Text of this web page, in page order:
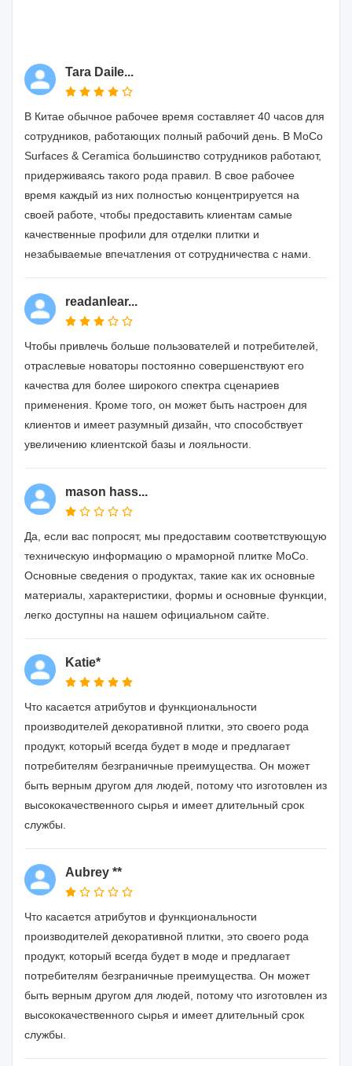
Tara Daile...
В Китае обычное рабочее время составляет 40 часов для
сотрудников, работающих полный рабочий день. В MoCo
Surfaces & Ceramica большинство сотрудников работают,
придерживаясь такого рода правил. В свое рабочее
время каждый из них полностью концентрируется на
своей работе, чтобы предоставить клиентам самые
качественные профили для отделки плитки и
незабываемые впечатления от сотрудничества с нами.
readanlear...
Чтобы привлечь больше пользователей и потребителей,
отраслевые новаторы постоянно совершенствуют его
качества для более широкого спектра сценариев
применения. Кроме того, он может быть настроен для
клиентов и имеет разумный дизайн, что способствует
увеличению клиентской базы и лояльности.
mason hass...
Да, если вас попросят, мы предоставим соответствующую
техническую информацию о мраморной плитке MoCo.
Основные сведения о продуктах, такие как их основные
материалы, характеристики, формы и основные функции,
легко доступны на нашем официальном сайте.
Katie*
Что касается атрибутов и функциональности
производителей декоративной плитки, это своего рода
продукт, который всегда будет в моде и предлагает
потребителям безграничные преимущества. Он может
быть верным другом для людей, потому что изготовлен из
высококачественного сырья и имеет длительный срок
службы.
Aubrey **
Что касается атрибутов и функциональности
производителей декоративной плитки, это своего рода
продукт, который всегда будет в моде и предлагает
потребителям безграничные преимущества. Он может
быть верным другом для людей, потому что изготовлен из
высококачественного сырья и имеет длительный срок
службы.